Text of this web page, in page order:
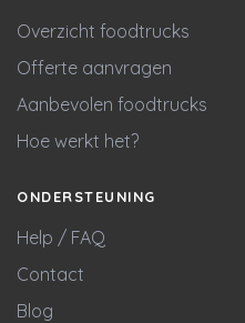
Overzicht foodtrucks
Offerte aanvragen
Aanbevolen foodtrucks
Hoe werkt het?
ONDERSTEUNING
Help / FAQ
Contact
Blog